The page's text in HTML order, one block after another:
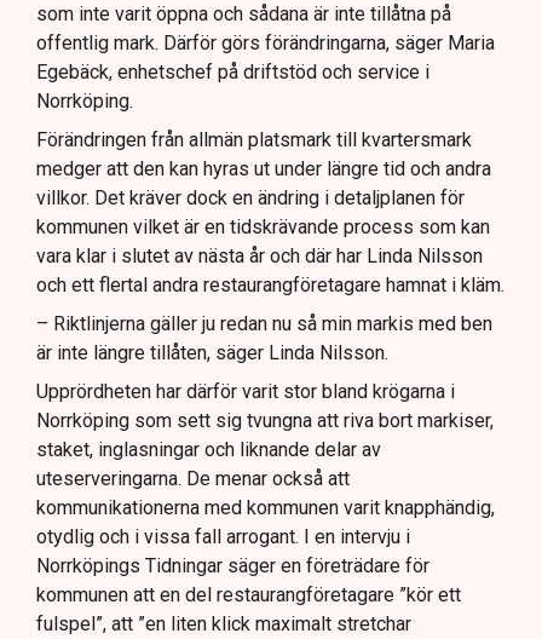
som inte varit öppna och sådana är inte tillåtna på
offentlig mark. Därför görs förändringarna, säger Maria
Egebäck, enhetschef på driftstöd och service i
Norrköping.
Förändringen från allmän platsmark till kvartersmark
medger att den kan hyras ut under längre tid och andra
villkor. Det kräver dock en ändring i detaljplanen för
kommunen vilket är en tidskrävande process som kan
vara klar i slutet av nästa år och där har Linda Nilsson
och ett flertal andra restaurangföretagare hamnat i kläm.
– Riktlinjerna gäller ju redan nu så min markis med ben
är inte längre tillåten, säger Linda Nilsson.
Upprördheten har därför varit stor bland krögarna i
Norrköping som sett sig tvungna att riva bort markiser,
staket, inglasningar och liknande delar av
uteserveringarna. De menar också att
kommunikationerna med kommunen varit knapphändig,
otydlig och i vissa fall arrogant. I en intervju i
Norrköpings Tidningar säger en företrädare för
kommunen att en del restaurangföretagare ”kör ett
fulspel”, att ”en liten klick maximalt stretchar